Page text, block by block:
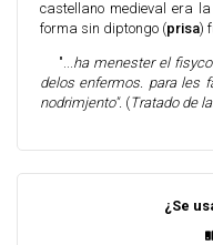
castellano medieval era
forma sin diptongo (prisa)
"...ha menester el
delos enfermos. para les
nodrimjento". (Tratado de
¿Se